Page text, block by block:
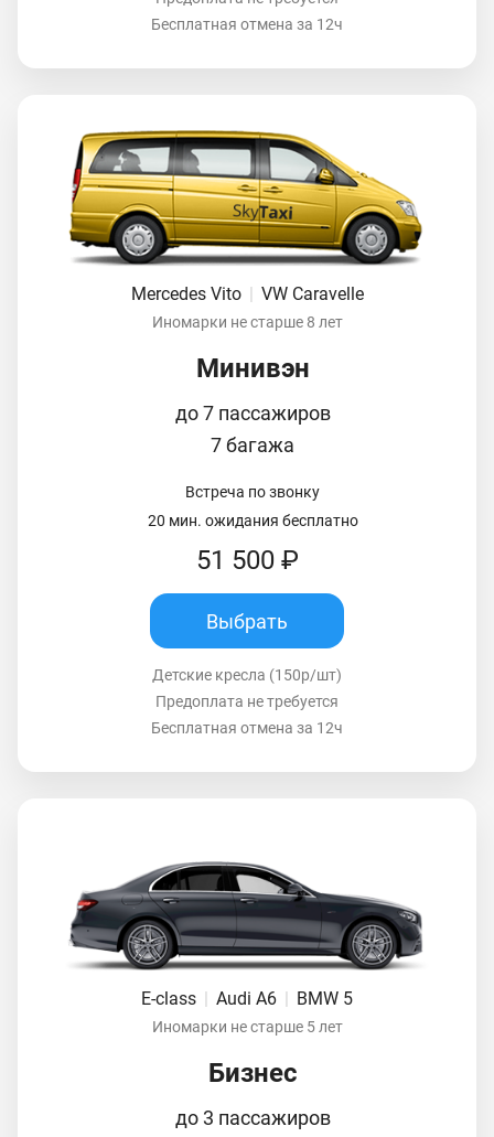
Бесплатная отмена за 12ч
Mercedes Vito VW Caravelle
Иномарки не старше 8 лет
Минивэн
до 7 пассажиров
7 багажа
Встреча по звонку
20 мин. ожидания бесплатно
51 500 ₽
Выбрать
Детские кресла (150р/шт)
Предоплата не требуется
Бесплатная отмена за 12ч
E-class | Audi A6 | BMW 5
Иномарки не старше 5 лет
Бизнес
до 3 пассажиров